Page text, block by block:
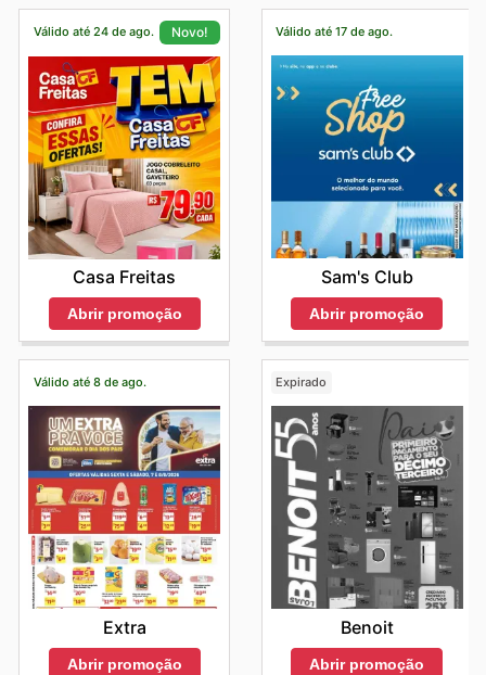
Válido até 24 de ago. Novo!
Casa Freitas
Abrir promoção
Válido até 17 de ago.
Sam's Club
Abrir promoção
Válido até 8 de ago.
Extra
Abrir promoção
Expirado
Benoit
Abrir promoção